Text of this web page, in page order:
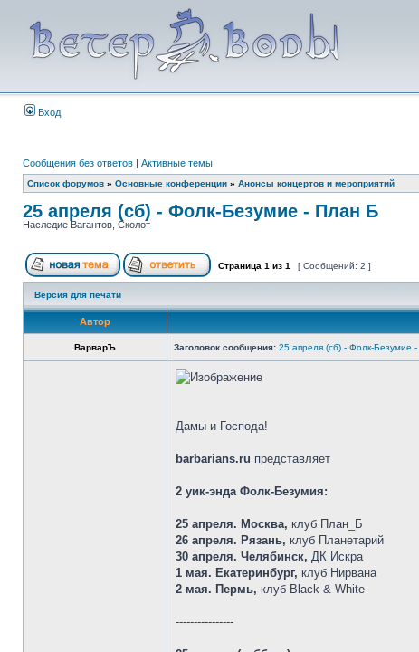
Вход
Сообщения без ответов | Активные темы
Список форумов » Основные конференции » Анонсы концертов и мероприятий
25 апреля (сб) - Фолк-Безумие - План Б
Наследие Вагантов, Сколот
Страница 1 из 1 [ Сообщений: 2 ]
Версия для печати
Автор
ВарварЪ Заголовок сообщения: 25 апреля (сб) - Фолк-Безумие
Дамы и Господа!
barbarians.ru представляет
2 уик-энда Фолк-Безумия:
25 апреля. Москва, клуб План_Б
26 апреля. Рязань, клуб Планетарий
30 апреля. Челябинск, ДК Искра
1 мая. Екатеринбург, клуб Нирвана
2 мая. Пермь, клуб Black & White
----------------